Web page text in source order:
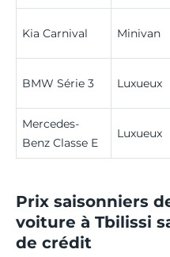
Kia Carnival Minivan
BMW Série 3 Luxueux
Mercedes-
Benz Classe E
Luxueux
Prix saisonniers
voiture à Tbilissi
de crédit